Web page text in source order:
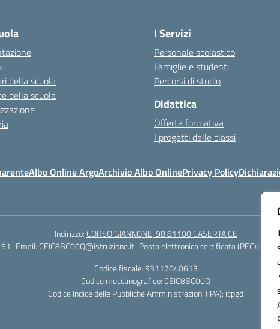
della scuola
della scuola
I Servizi
Personale scolastico
Famiglie e studenti
Percorsi di studio
Didattica
Offerta formativa
I progetti delle classi
Albo Online ArgoArchivio Albo OnlinePrivacy Policy
Indirizzo: CORSO GIANNONE, 98 81100 CASERTA CE
Email: CEIC8BC00Q@istruzione.it Posta elettronica certificata (PEC):
Codice fiscale: 93117040613
Codice meccanografico: CEIC8BC00Q
Codice Indice delle Pubbliche Amministrazioni (IPA): icpgd